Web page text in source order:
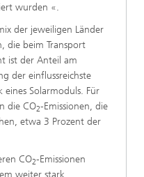
wurden «.
der jeweiligen Länder
die beim Transport
ist der Anteil am
der einflussreichste
eines Solarmoduls. Für
die CO2-Emissionen, die
etwa 3 Prozent der
CO2-Emissionen